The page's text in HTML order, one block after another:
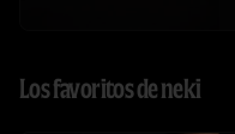
Los favoritos de neki